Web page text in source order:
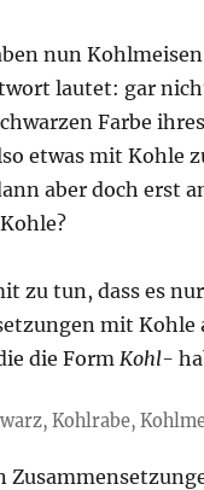
nun
lautet: gar
Farbe
etwas mit Kohle
aber doch erst
zu tun, dass es
mit Kohle
die Form Kohl-
Kohlrabe,